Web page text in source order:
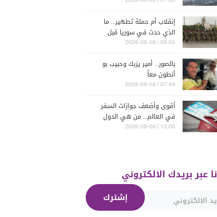
إنقلاب أم حملة تطهير... ما
الذي حدث في سوريا قبل
يومين؟
08:00 | 2026-08-06
بالصور... أمير يزبك وحبيب بو
أنطون معاً
07:44 | 2026-08-06
أقوى وأضعف جوازات السفر
في العالم... من هي الدول
التي تصدّرت الترتيب؟
12:00 | 2026-08-06
عبر بريدك الالكتروني
إشترك